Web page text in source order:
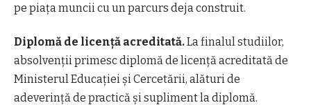
pe piața muncii cu un parcurs deja construit.
Diplomă de licență acreditată.La finalul studiilor,
absolvenții primesc diplomă de licență acreditată de
Ministerul Educației și Cercetării, alături de
adeverință de practică și supliment la diplomă.